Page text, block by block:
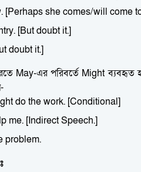
[Perhaps she comes/will come
[But doubt it.]
doubt it.]
May-এর পরিবর্তে Might
do the work. [Conditional]
me. [Indirect Speech.]
problem.